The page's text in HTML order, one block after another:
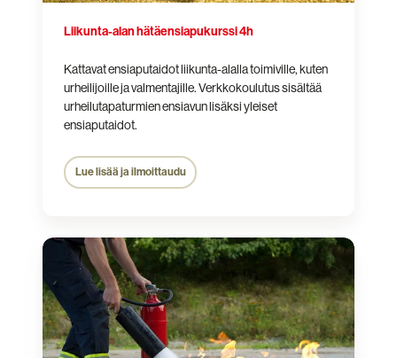
Liikunta-alan hätäensiapukurssi 4h
Kattavat ensiaputaidot liikunta-alalla toimiville, kuten
urheilijoille ja valmentajille. Verkkokoulutus sisältää
urheilutapaturmien ensiavun lisäksi yleiset
ensiaputaidot.
Lue lisää ja ilmoittaudu
Ensiapu-
alkusammutuskoulutus